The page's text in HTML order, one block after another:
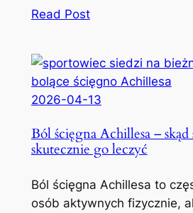
Read Post
2026-04-13
Ból ścięgna Achillesa –
skutecznie go leczyć
Ból ścięgna Achillesa to
osób aktywnych fizycznie,